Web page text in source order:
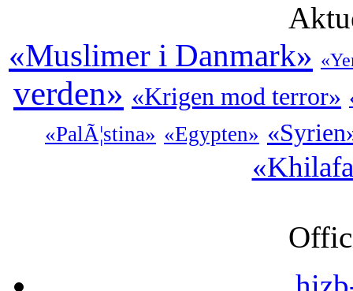
«Muslimer i Danmark»
verden» «Krigen mod terror»
«PalÃ¦stina» «Egypten»